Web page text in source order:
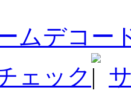
ムデコー
ェック